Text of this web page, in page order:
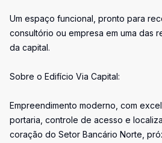
Um espaço funcional, pronto para
consultório ou empresa em uma das
da capital.
Sobre o Edifício Via Capital:
Empreendimento moderno, com
portaria, controle de acesso e
coração do Setor Bancário Norte,